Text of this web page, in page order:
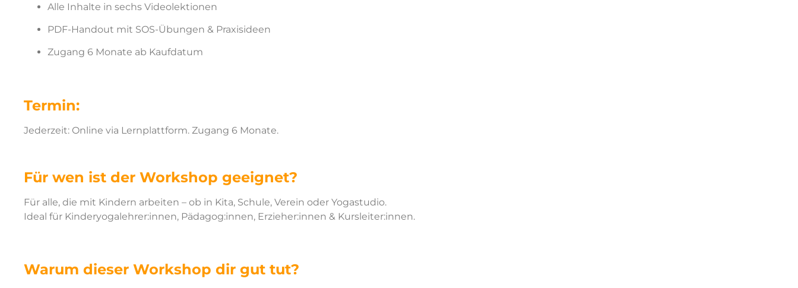
Alle Inhalte in sechs Videolektionen
PDF-Handout mit SOS-Übungen & Praxisideen
Zugang 6 Monate ab Kaufdatum
Termin:
Jederzeit: Online via Lernplattform. Zugang 6 Monate.
Für wen ist der Workshop geeignet?
Für alle, die mit Kindern arbeiten – ob in Kita, Schule, Verein oder Yogastudio.
Ideal für Kinderyogalehrer:innen, Pädagog:innen, Erzieher:innen & Kursleiter:innen.
Warum dieser Workshop dir gut tut?